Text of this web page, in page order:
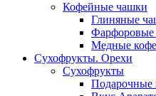
Кофейные чашки
Глиняные
Фарфоровые
Медные
Сухофрукты. Орехи
Сухофрукты
Подарочные